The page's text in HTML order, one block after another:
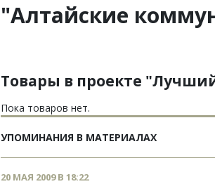
"Алтайские
Товары в проекте
Пока товаров нет.
УПОМИНАНИЯ В МАТЕРИАЛАХ
20 МАЯ 2009 В 18:22